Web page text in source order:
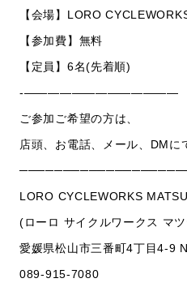
【会場】LORO
【参加費】無料
【定員】6名(先着順)
-—————————————
ご参加ご希望の方は、
店頭、お電話、メール、DMに
LORO CYCLEWORKS
(ローロ サイクルワークス マ
愛媛県松山市三番町4丁目4-9
089-915-7080